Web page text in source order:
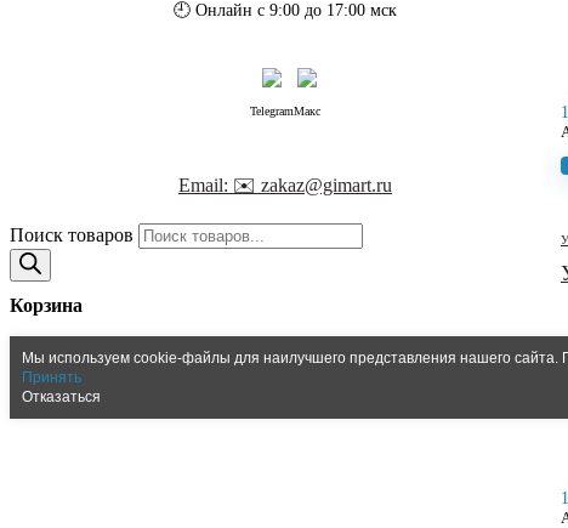
🕘 Онлайн с 9:00 до 17:00 мск
TelegramМакс
Email: ✉️ zakaz@gimart.ru
Поиск товаров
Корзина
Мы используем cookie-файлы для наилучшего представления нашего сайта.
Принять
Отказаться